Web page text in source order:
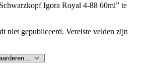
Igora Royal 4-88 60ml” te
niet gepubliceerd. Vereiste velden zijn